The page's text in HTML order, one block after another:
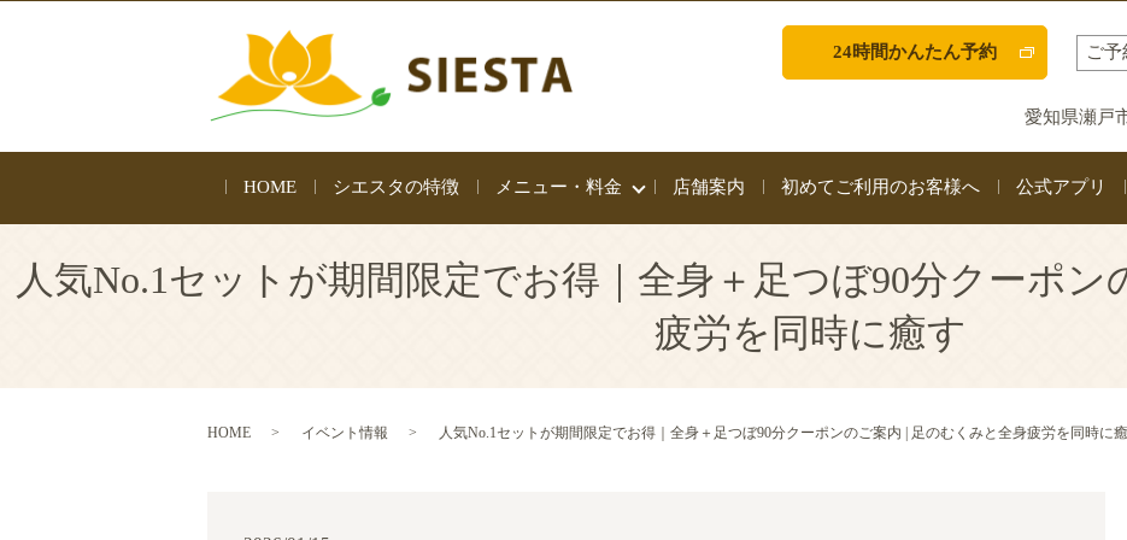
24時間かんたん予約 ご予
愛知県瀬戸
HOME シエスタの特徴 メニュー・料金 店舗案内 初めてご利用のお客様へ 公式アプリ
人気No.1セットが期間限定でお得｜全身＋足つぼ90分クーポ
疲労を同時に癒す
HOME イベント情報 人気No.1セットが期間限定でお得｜全身＋足つぼ90分クーポンのご案内 | 足のむくみと全身疲労を同時に